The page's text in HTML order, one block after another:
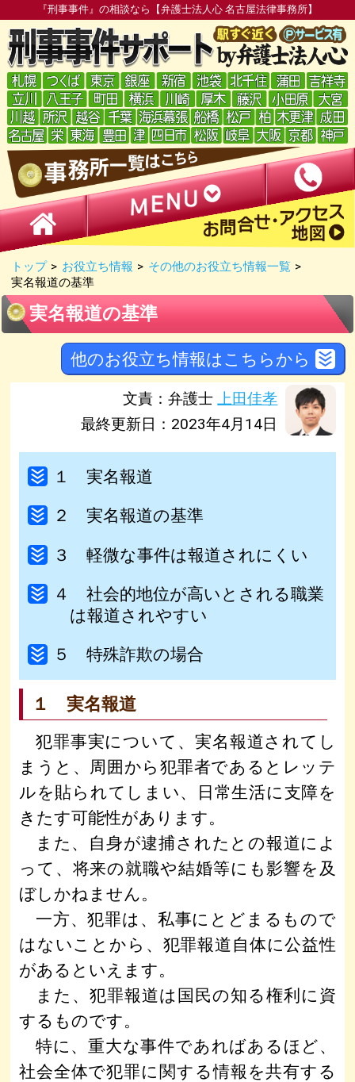
『刑事事件』の相談なら【弁護士法人心 名古屋法律事務所】
トップ > お役立ち情報 > その他のお役立ち情報一覧 >
実名報道の基準
実名報道の基準
他のお役立ち情報はこちらから
文責：弁護士上田佳孝
最終更新日：2023年4月14日
１ 実名報道
２ 実名報道の基準
３ 軽微な事件は報道されにくい
４ 社会的地位が高いとされる職業
は報道されやすい
５ 特殊詐欺の場合
１ 実名報道
犯罪事実について、実名報道されてし
まうと、周囲から犯罪者であるとレッテ
ルを貼られてしまい、日常生活に支障を
きたす可能性があります。
また、自身が逮捕されたとの報道によ
って、将来の就職や結婚等にも影響を及
ぼしかねません。
一方、犯罪は、私事にとどまるもので
はないことから、犯罪報道自体に公益性
があるといえます。
また、犯罪報道は国民の知る権利に資
するものです。
特に、重大な事件であればあるほど、
社会全体で犯罪に関する情報を共有する